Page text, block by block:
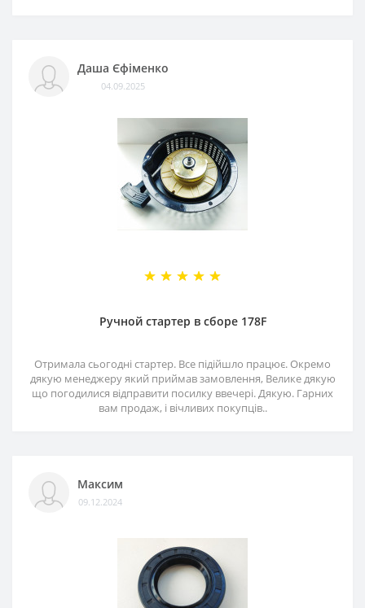
Даша Єфіменко
04.09.2025
Ручной стартер в сборе 178F
Отримала сьогодні стартер. Все підійшло працює. Окремо
дякую менеджеру який приймав замовлення, Велике дякую
що погодилися відправити посилку ввечері. Дякую. Гарних
вам продаж, і вічливих покупців..
Максим
09.12.2024